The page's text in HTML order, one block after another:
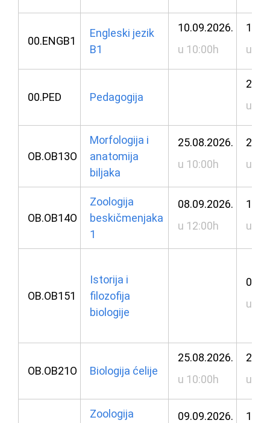
00.ENGB1
Engleski jezik
B1
10.09.2026.
u 10:00h
u
00.PED Pedagogija
u
OB.OB13O
Morfologija i
anatomija
biljaka
25.08.2026.
u 10:00h
u
OB.OB14O
Zoologija
beskičmenjaka
1
08.09.2026.
u 12:00h
u
OB.OB151
Istorija i
filozofija
biologije
u
OB.OB21O Biologija ćelije
25.08.2026.
u 10:00h
u
Zoologija
09.09.2026.